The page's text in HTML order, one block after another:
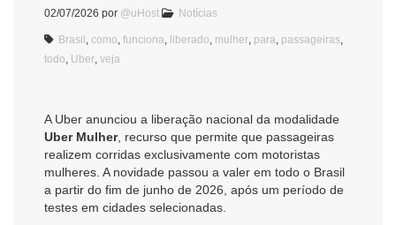
02/07/2026 por @uHost Notícias
Brasil como funciona liberado mulher para passageiras
todo Uber veja
A Uber anunciou a liberação nacional da modalidade
Uber Mulher, recurso que permite que passageiras
realizem corridas exclusivamente com motoristas
mulheres. A novidade passou a valer em todo o Brasil
a partir do fim de junho de 2026, após um período de
testes em cidades selecionadas.